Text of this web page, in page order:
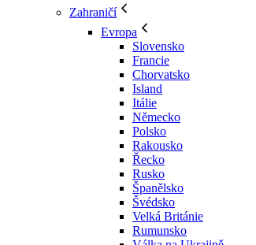
Zahraničí
Evropa
Slovensko
Francie
Chorvatsko
Island
Itálie
Německo
Polsko
Rakousko
Řecko
Rusko
Španělsko
Švédsko
Velká Británie
Rumunsko